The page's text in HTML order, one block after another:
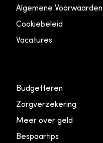
Algemene Voorwaarden
Cookiebeleid
Vacatures
Budgetteren
Zorgverzekering
Meer over geld
Bespaartips